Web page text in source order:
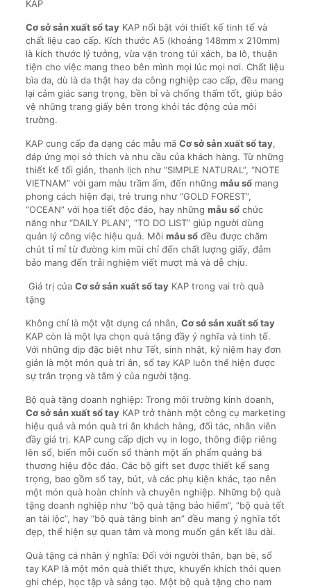
KAP
Cơ sở sản xuất sổ tayKAP nổi bật với thiết kế tinh tế và
chất liệu cao cấp. Kích thước A5 (khoảng 148mm x 210mm)
là kích thước lý tưởng, vừa vặn trong túi xách, ba lô, thuận
tiện cho việc mang theo bên mình mọi lúc mọi nơi. Chất liệu
bìa da, dù là da thật hay da công nghiệp cao cấp, đều mang
lại cảm giác sang trọng, bền bỉ và chống thấm tốt, giúp bảo
vệ những trang giấy bên trong khỏi tác động của môi
trường.
KAP cung cấp đa dạng các mẫu mã Cơ sở sản xuất sổ tay,
đáp ứng mọi sở thích và nhu cầu của khách hàng. Từ những
thiết kế tối giản, thanh lịch như “SIMPLE NATURAL”, “NOTE
VIETNAM” với gam màu trầm ấm, đến những mẫu sổmang
phong cách hiện đại, trẻ trung như “GOLD FOREST”,
“OCEAN” với họa tiết độc đáo, hay những mẫu sổchức
năng như “DAILY PLAN”, “TO DO LIST” giúp người dùng
quản lý công việc hiệu quả. Mỗi mẫu sổđều được chăm
chút tỉ mỉ từ đường kim mũi chỉ đến chất lượng giấy, đảm
bảo mang đến trải nghiệm viết mượt mà và dễ chịu.
Giá trị của Cơ sở sản xuất sổ tayKAP trong vai trò quà
tặng
Không chỉ là một vật dụng cá nhân, Cơ sở sản xuất sổ tay
KAP còn là một lựa chọn quà tặng đầy ý nghĩa và tinh tế.
Với những dịp đặc biệt như Tết, sinh nhật, kỷ niệm hay đơn
giản là một món quà tri ân, sổ tay KAP luôn thể hiện được
sự trân trọng và tâm ý của người tặng.
Bộ quà tặng doanh nghiệp: Trong môi trường kinh doanh,
Cơ sở sản xuất sổ tayKAP trở thành một công cụ marketing
hiệu quả và món quà tri ân khách hàng, đối tác, nhân viên
đầy giá trị. KAP cung cấp dịch vụ in logo, thông điệp riêng
lên sổ, biến mỗi cuốn sổ thành một ấn phẩm quảng bá
thương hiệu độc đáo. Các bộ gift set được thiết kế sang
trọng, bao gồm sổ tay, bút, và các phụ kiện khác, tạo nên
một món quà hoàn chỉnh và chuyên nghiệp. Những bộ quà
tặng doanh nghiệp như “bộ quà tặng bảo hiểm”, “bộ quà tết
an tài lộc”, hay “bộ quà tặng bình an” đều mang ý nghĩa tốt
đẹp, thể hiện sự quan tâm và mong muốn gắn kết lâu dài.
Quà tặng cá nhân ý nghĩa: Đối với người thân, bạn bè, sổ
tay KAP là một món quà thiết thực, khuyến khích thói quen
ghi chép, học tập và sáng tạo. Một bộ quà tặng cho nam